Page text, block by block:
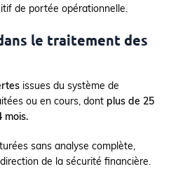
de portée opérationnelle.
le traitement des
issues du système de
ou en cours, dont plus de 25
mois.
sans analyse complète,
de la sécurité financière.